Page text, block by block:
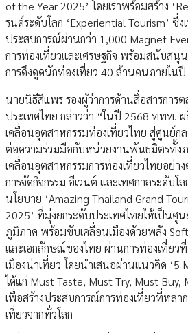
of the Year 2025’ โดยเราพร้อมสร้าง
รนด์ระดับโลก ‘Experiential Tourism’ ซึ่ง
ประสบการณ์ผ่านกว่า 1,000 Magnet
การท่องเที่ยวและเศรษฐกิจ พร้อมสนับส
การดึงดูดนักท่องเที่ยว 40 ล้านคนภายใน
นายนิธีสีแพร รองผู้ว่าการด้านสื่อสารการ
ประเทศไทย กล่าวว่า “ในปี 2568 ททท.
เคลื่อนอุตสาหกรรมท่องเที่ยวไทย สู่ศูนย์ก
ต่อความร่วมมือกับหน่วยงานพันธมิตรทั้ง
เคลื่อนอุตสาหกรรมการท่องเที่ยวไทยอย่า
การจัดกิจกรรม อีเวนต์ และเทศกาลระดับ
นโยบาย ‘Amazing Thailand Grand
2025’ ที่มุ่งยกระดับประเทศไทยให้เป็นศูน
ภูมิภาค พร้อมขับเคลื่อนเมืองด้วยพลัง
และเอกลักษณ์ของไทย ผ่านการท่องเที่ยว
เมืองน่าเที่ยว โดยนำเสนอผ่านแนวคิด ‘5
ได้แก่ Must Taste, Must Try, Must Buy,
เพื่อสร้างประสบการณ์การท่องเที่ยวที่หล
เที่ยวจากทั่วโลก